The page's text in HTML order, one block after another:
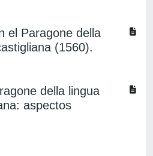
el Paragone della
(1560).
della lingua
aspectos